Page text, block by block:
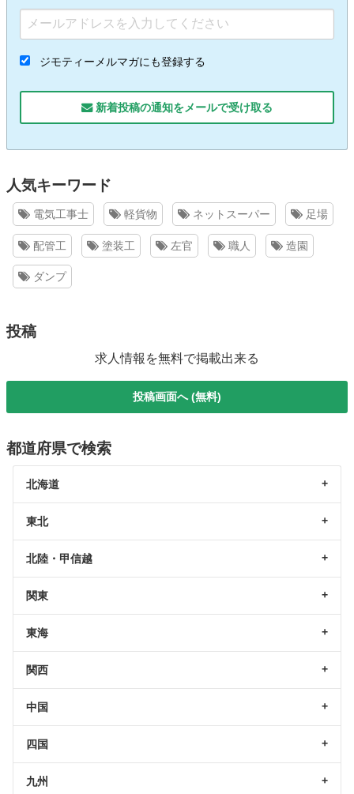
ジモティーメルマガにも登録する
新着投稿の通知をメールで受け取る
人気キーワード
電気工事士 軽貨物 ネットスーパー 足場
配管工 塗装工 左官 職人 造園
ダンプ
投稿
求人情報を無料で掲載出来る
投稿画面へ (無料)
都道府県で検索
北海道
東北
北陸・甲信越
関東
東海
関西
中国
四国
九州